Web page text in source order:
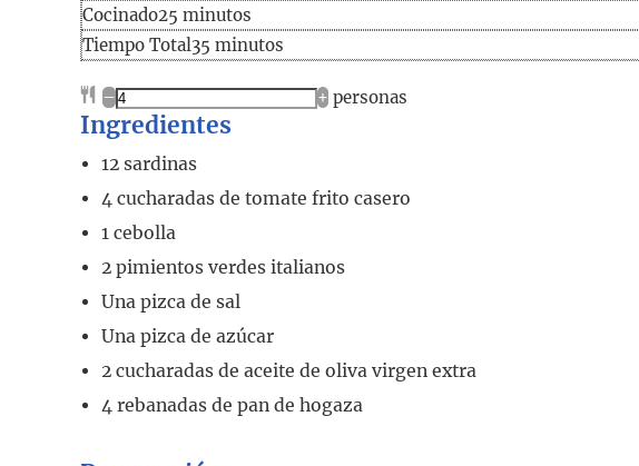
Cocinado
Cocinado25 minutos
minutos
Tiempo
Tiempo Total35 minutos
minutos
– + personas
Ingredientes
12 sardinas
4 cucharadas de tomate frito casero
1 cebolla
2 pimientos verdes italianos
Una pizca de sal
Una pizca de azúcar
2 cucharadas de aceite de oliva virgen extra
4 rebanadas de pan de hogaza